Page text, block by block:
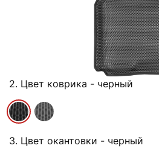
2. Цвет коврика - черный
3. Цвет окантовки - черный